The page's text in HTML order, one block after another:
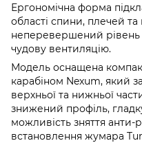
Ергономічна форма
області спини, плечей та
неперевершений рівень
чудову вентиляцію.
Модель оснащена
карабіном Nexum, який
верхньої та нижньої
знижений профіль,
можливість зняття
встановлення жумара